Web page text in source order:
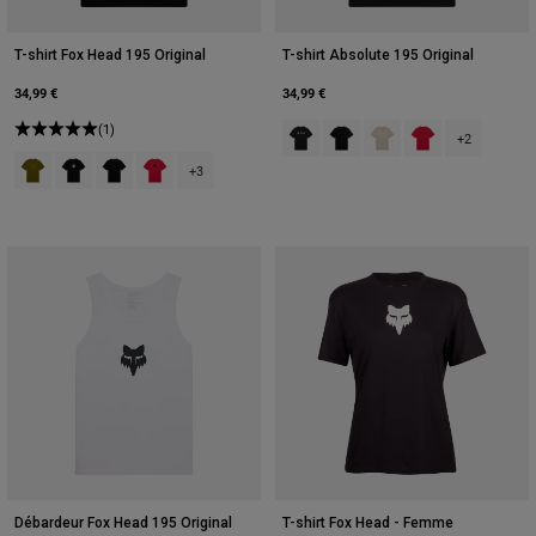
T-shirt Fox Head 195 Original
34,99 €
(1)
Product swatch type of Vert Armée.
Product swatch type of Noir.
Product swatch type of Noir.
Product swatch type of Rouge flamme.
+3
T-shirt Absolute 195 Original
34,99 €
Product swatch type of Noir.
Product swatch type of Noir.
Product swatch type
Product swatch
+2
Débardeur Fox Head 195 Original T-shirt Fox Head - Femme